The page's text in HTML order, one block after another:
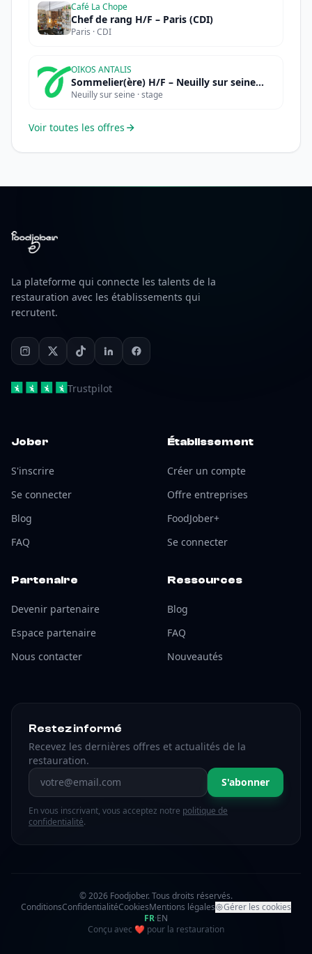
Café La Chope
Chef de rang H/F – Paris (CDI)
Paris · CDI
OIKOS ANTALIS
Sommelier(ère) H/F – Neuilly sur seine
(STAGE)
Neuilly sur seine · stage
Voir toutes les offres
La plateforme qui connecte les talents de la
restauration avec les établissements qui
recrutent.
Trustpilot
Jober
S'inscrire
Se connecter
Blog
FAQ
Établissement
Créer un compte
Offre entreprises
FoodJober+
Se connecter
Partenaire
Devenir partenaire
Espace partenaire
Nous contacter
Ressources
Blog
FAQ
Nouveautés
Restez informé
Recevez les dernières offres et actualités de la
restauration.
Adresse email S'abonner
En vous inscrivant, vous acceptez notre politique de
confidentialité.
© 2026 Foodjober. Tous droits réservés.
ConditionsConfidentialitéCookiesMentions légales
Gérer les cookies
FR·EN
Conçu avec ❤ amour
pour la restauration